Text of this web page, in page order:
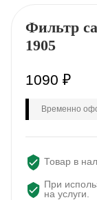
Фильтр
1905
1090 ₽
Временно
Товар в
При
на услуги.